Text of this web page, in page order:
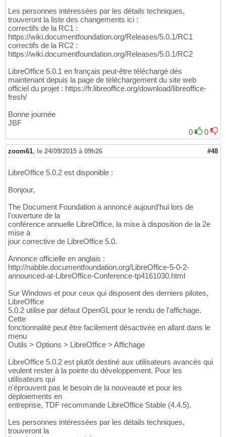
Les personnes intéressées par les détails techniques,
trouveront la liste des changements ici :
correctifs de la RC1 :
https://wiki.documentfoundation.org/Releases/5.0.1/RC1
correctifs de la RC2 :
https://wiki.documentfoundation.org/Releases/5.0.1/RC2
LibreOffice 5.0.1 en français peut-être téléchargé dés
maintenant depuis la page de téléchargement du site web
officiel du projet : https://fr.libreoffice.org/download/libreoffice-
fresh/
Bonne journée
JBF
0
0
zoom61, le 24/09/2015 à 09h26 #48
LibreOffice 5.0.2 est disponible :
Bonjour,
The Document Foundation a annoncé aujourd'hui lors de
l'ouverture de la
conférence annuelle LibreOffice, la mise à disposition de la 2e
mise à
jour corrective de LibreOffice 5.0.
Annonce officielle en anglais :
http://nabble.documentfoundation.org/LibreOffice-5-0-2-
announced-at-LibreOffice-Conference-tp4161030.html
Sur Windows et pour ceux qui disposent des derniers pilotes,
LibreOffice
5.0.2 utilise par défaut OpenGL pour le rendu de l'affichage.
Cette
fonctionnalité peut être facilement désactivée en allant dans le
menu
Outils > Options > LibreOffice > Affichage
LibreOffice 5.0.2 est plutôt destiné aux utilisateurs avancés qui
veulent rester à la pointe du développement. Pour les
utilisateurs qui
n'éprouvent pas le besoin de la nouveauté et pour les
déploiements en
entreprise, TDF recommande LibreOffice Stable (4.4.5).
Les personnes intéressées par les détails techniques,
trouveront la